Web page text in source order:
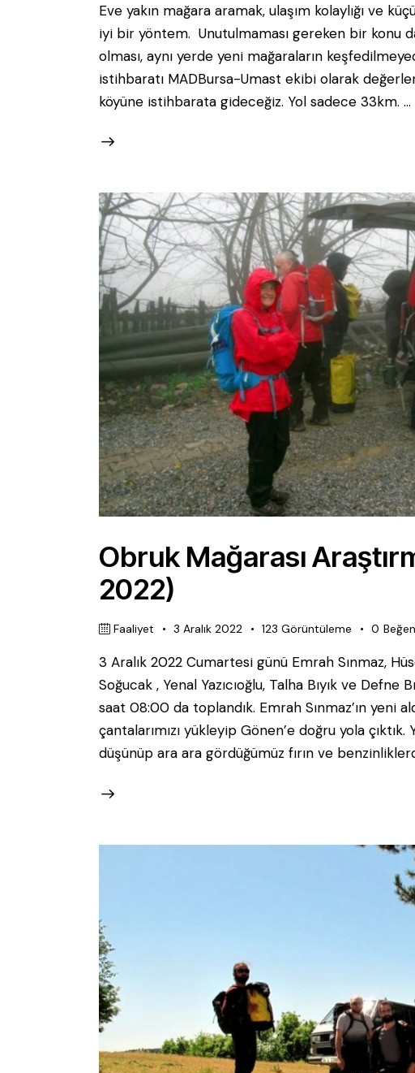
Eve yakın mağara aramak, ulaşım kolaylığı ve
iyi bir yöntem. Unutulmaması gereken bir konu
olması, aynı yerde yeni mağaraların
istihbaratı MADBursa-Umast ekibi olarak
köyüne istihbarata gideceğiz. Yol sadece 33km. …
Obruk Mağarası
2022)
Faaliyet 3 Aralık 2022 123 Görüntüleme 0
3 Aralık 2022 Cumartesi günü Emrah Sınmaz,
Soğucak , Yenal Yazıcıoğlu, Talha Bıyık ve
saat 08:00 da toplandık. Emrah Sınmaz’ın yeni
çantalarımızı yükleyip Gönen’e doğru yola
düşünüp ara ara gördüğümüz fırın ve